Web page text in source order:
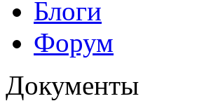
Блоги
Форум
Документы